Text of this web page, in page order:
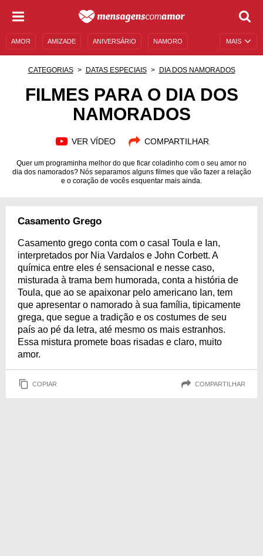
MAIS
AMOR AMIZADE ANIVERSÁRIO NAMORO
MENSAGENS E FRASES MENSAGENS DE ANIVERSÁRIO
CATEGORIAS DATAS ESPECIAIS DIA DOS NAMORADOS
FILMES PARA O DIA DOS
NAMORADOS
VER VÍDEO COMPARTILHAR
Quer um programinha melhor do que ficar coladinho com o seu amor no
dia dos namorados? Nós separamos alguns filmes que vão fazer a relação
e o coração de vocês esquentar mais ainda.
Casamento Grego
Casamento grego conta com o casal Toula e Ian,
interpretados por Nia Vardalos e John Corbett. A
química entre eles é sensacional e nesse caso,
misturada à trama bem humorada, conta a história de
Toula, que ao se apaixonar pelo americano Ian, tem
que apresentar o namorado à sua família, tipicamente
grega, que segue a tradição e os costumes de seu
país ao pé da letra, até mesmo os mais estranhos.
Essa mistura promete boas risadas e claro, muito
amor.
COPIAR COMPARTILHAR